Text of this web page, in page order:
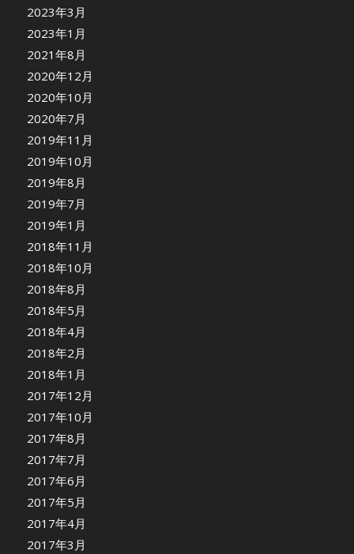
2023年3月
2023年1月
2021年8月
2020年12月
2020年10月
2020年7月
2019年11月
2019年10月
2019年8月
2019年7月
2019年1月
2018年11月
2018年10月
2018年8月
2018年5月
2018年4月
2018年2月
2018年1月
2017年12月
2017年10月
2017年8月
2017年7月
2017年6月
2017年5月
2017年4月
2017年3月